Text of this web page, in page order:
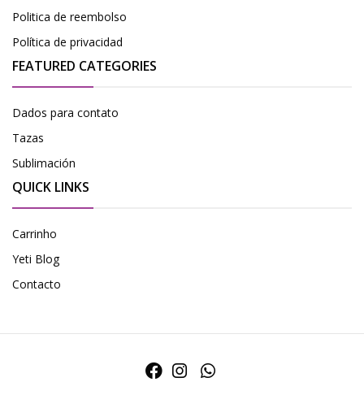
Politica de reembolso
Política de privacidad
FEATURED CATEGORIES
Dados para contato
Tazas
Sublimación
QUICK LINKS
Carrinho
Yeti Blog
Contacto